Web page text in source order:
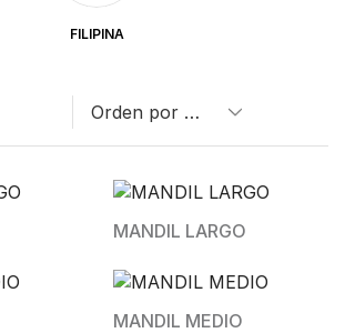
FILIPINA
MANDIL LARGO
MANDIL MEDIO